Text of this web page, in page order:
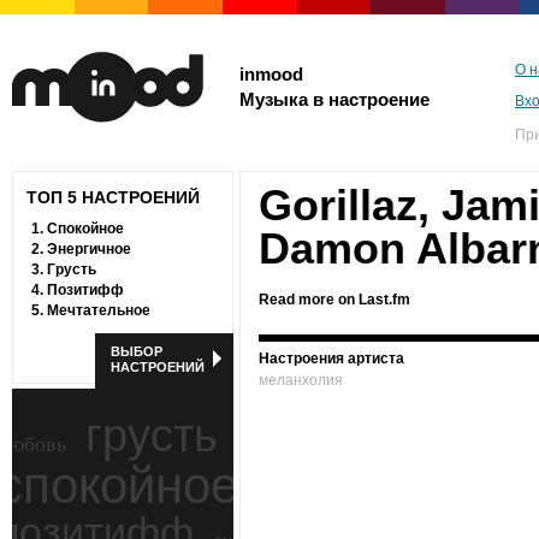
inmood
Музыка в настроение
О
ТОП 5 НАСТРОЕНИЙ
1. Спокойное
2. Энергичное
3. Грусть
4. Позитифф
5. Мечтательное
ВЫБОР
НАСТРОЕНИЙ
грусть
Gorillaz,
Damon
Read more on Last.fm
Настроения артиста
меланхолия